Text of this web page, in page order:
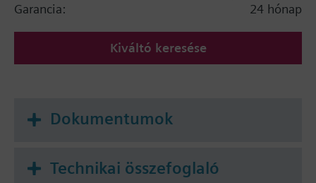
Garancia:
24 hónap
Kiváltó keresése
Dokumentumok
Technikai összefoglaló